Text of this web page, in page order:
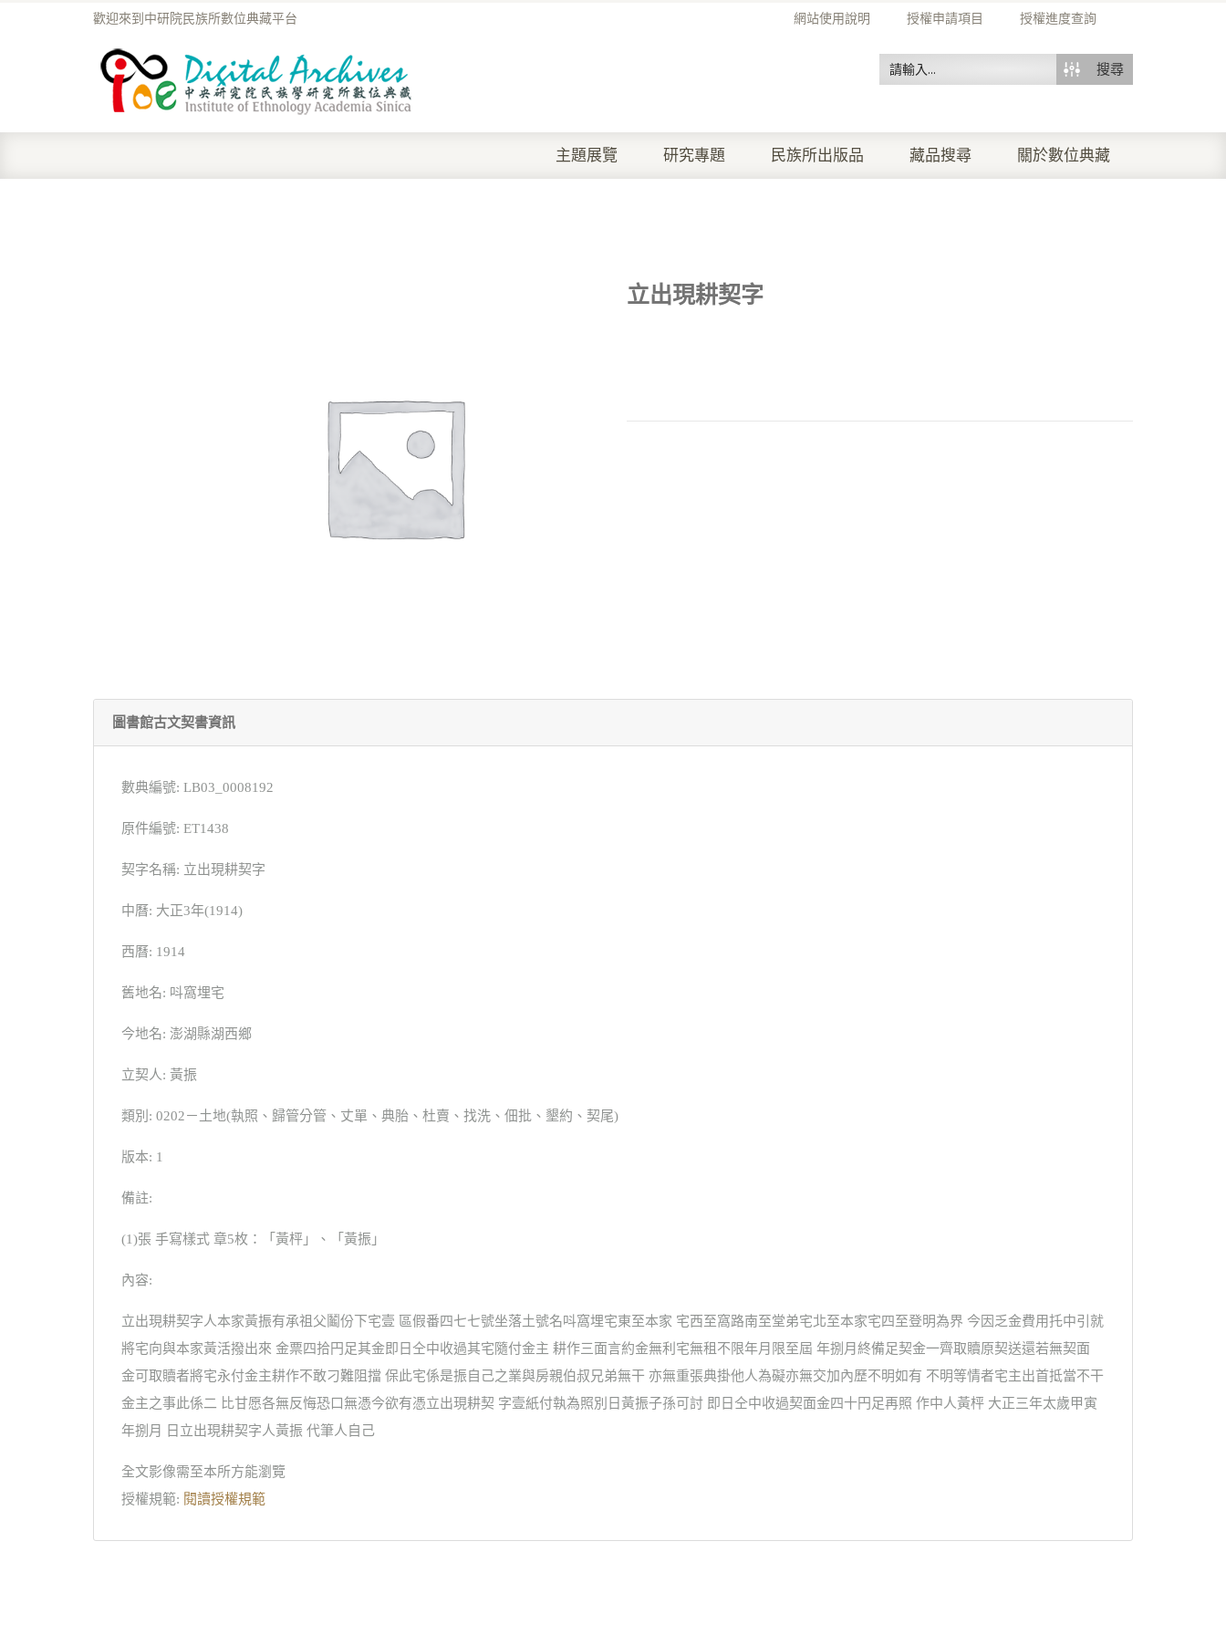
網站使用說明 授權申請項目 授權進度查詢
歡迎來到中研院民族所數位典藏平台
搜尋
主題展覽 研究專題 民族所出版品 藏品搜尋 關於數位典藏
立出現耕契字
圖書館古文契書資訊
數典編號: LB03_0008192
原件編號: ET1438
契字名稱: 立出現耕契字
中曆: 大正3年(1914)
西曆: 1914
舊地名: 呌窩埋宅
今地名: 澎湖縣湖西鄉
立契人: 黃振
類別: 0202－土地(執照、歸管分管、丈單、典胎、杜賣、找洗、佃批、墾約、契尾)
版本: 1
備註:
(1)張 手寫樣式 章5枚：「黃枰」、「黃振」
內容:
立出現耕契字人本家黃振有承祖父鬮份下宅壹 區假番四七七號坐落土號名呌窩埋宅東至本家 宅西至窩路南至堂弟宅北至本家宅四至登明為界 今因乏金費用托中引就
將宅向與本家黃活撥出來 金票四拾円足其金即日仝中收過其宅隨付金主 耕作三面言約金無利宅無租不限年月限至屆 年捌月終備足契金一齊取贖原契送還若無契面
金可取贖者將宅永付金主耕作不敢刁難阻擋 保此宅係是振自己之業與房親伯叔兄弟無干 亦無重張典掛他人為礙亦無交加內歷不明如有 不明等情者宅主出首抵當不干
金主之事此係二 比甘愿各無反悔恐口無憑今欲有憑立出現耕契 字壹紙付執為照別日黃振子孫可討 即日仝中收過契面金四十円足再照 作中人黃枰 大正三年太歲甲寅
年捌月 日立出現耕契字人黃振 代筆人自己
全文影像需至本所方能瀏覽
授權規範: 閱讀授權規範